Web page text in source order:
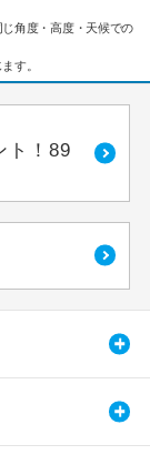
角度・高度・天候での
す。
ト！89